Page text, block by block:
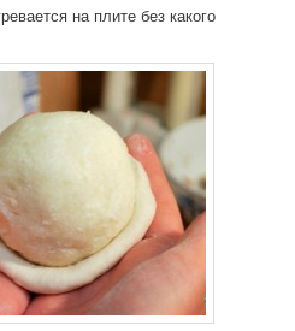
на плите без какого